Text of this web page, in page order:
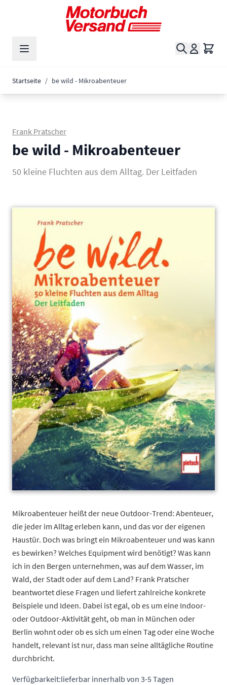
Zum Inhalt springen
Suche
Startseite / be wild - Mikroabenteuer
Frank Pratscher
be wild - Mikroabenteuer
50 kleine Fluchten aus dem Alltag. Der Leitfaden
Mikroabenteuer heißt der neue Outdoor-Trend: Abenteuer,
die jeder im Alltag erleben kann, und das vor der eigenen
Haustür. Doch was bringt ein Mikroabenteuer und was kann
es bewirken? Welches Equipment wird benötigt? Was kann
ich in den Bergen unternehmen, was auf dem Wasser, im
Wald, der Stadt oder auf dem Land? Frank Pratscher
beantwortet diese Fragen und liefert zahlreiche konkrete
Beispiele und Ideen. Dabei ist egal, ob es um eine Indoor-
oder Outdoor-Aktivität geht, ob man in München oder
Berlin wohnt oder ob es sich um einen Tag oder eine Woche
handelt, relevant ist nur, dass man seine alltägliche Routine
durchbricht.
Verfügbarkeit:lieferbar innerhalb von 3-5 Tagen